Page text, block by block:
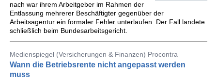
nach war ihrem Arbeitgeber im Rahmen der
Entlassung mehrerer Beschäftigter gegenüber der
Arbeitsagentur ein formaler Fehler unterlaufen. Der Fall landete
schließlich beim Bundesarbeitsgericht.
Medienspiegel (Versicherungen & Finanzen) Procontra
Wann die Betriebsrente nicht angepasst werden
muss